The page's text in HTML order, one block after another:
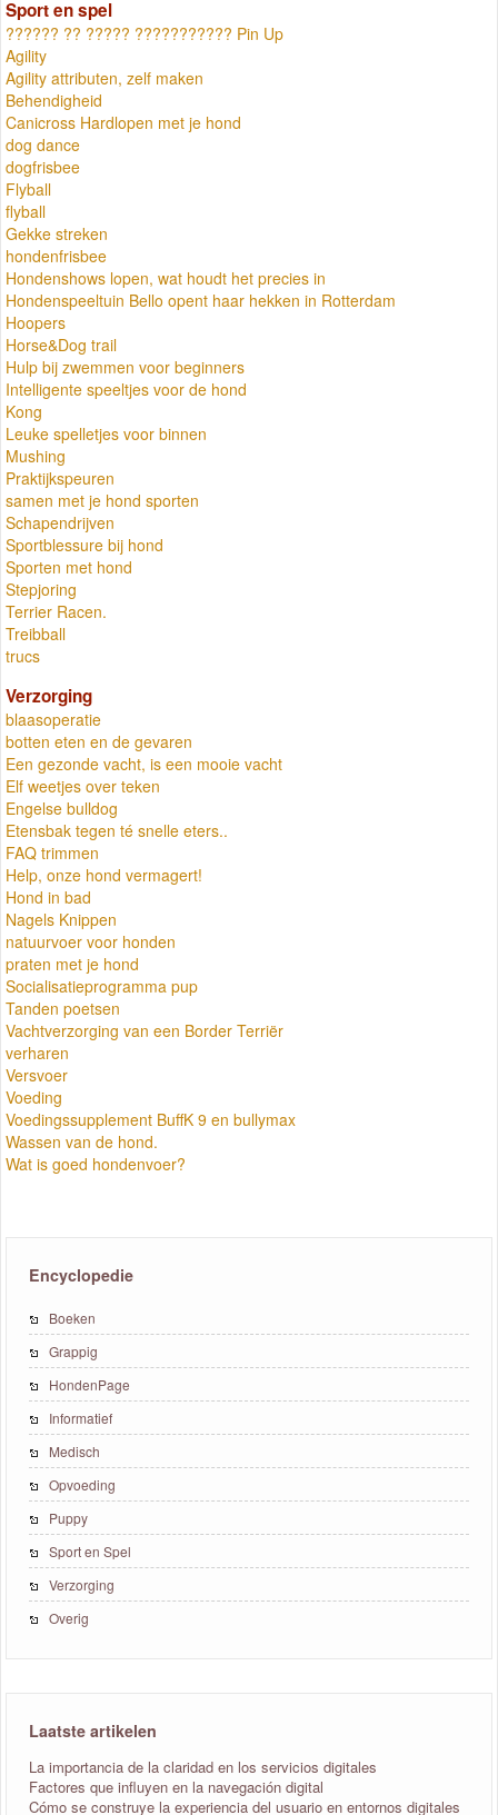
Sport en spel
?????? ?? ????? ??????????? Pin Up
Agility
Agility attributen, zelf maken
Behendigheid
Canicross Hardlopen met je hond
dog dance
dogfrisbee
Flyball
flyball
Gekke streken
hondenfrisbee
Hondenshows lopen, wat houdt het precies in
Hondenspeeltuin Bello opent haar hekken in Rotterdam
Hoopers
Horse&Dog trail
Hulp bij zwemmen voor beginners
Intelligente speeltjes voor de hond
Kong
Leuke spelletjes voor binnen
Mushing
Praktijkspeuren
samen met je hond sporten
Schapendrijven
Sportblessure bij hond
Sporten met hond
Stepjoring
Terrier Racen.
Treibball
trucs
Verzorging
blaasoperatie
botten eten en de gevaren
Een gezonde vacht, is een mooie vacht
Elf weetjes over teken
Engelse bulldog
Etensbak tegen té snelle eters..
FAQ trimmen
Help, onze hond vermagert!
Hond in bad
Nagels Knippen
natuurvoer voor honden
praten met je hond
Socialisatieprogramma pup
Tanden poetsen
Vachtverzorging van een Border Terriër
verharen
Versvoer
Voeding
Voedingssupplement BuffK 9 en bullymax
Wassen van de hond.
Wat is goed hondenvoer?
Encyclopedie
Boeken
Grappig
HondenPage
Informatief
Medisch
Opvoeding
Puppy
Sport en Spel
Verzorging
Overig
Laatste artikelen
La importancia de la claridad en los servicios digitales
Factores que influyen en la navegación digital
Cómo se construye la experiencia del usuario en entornos digitales